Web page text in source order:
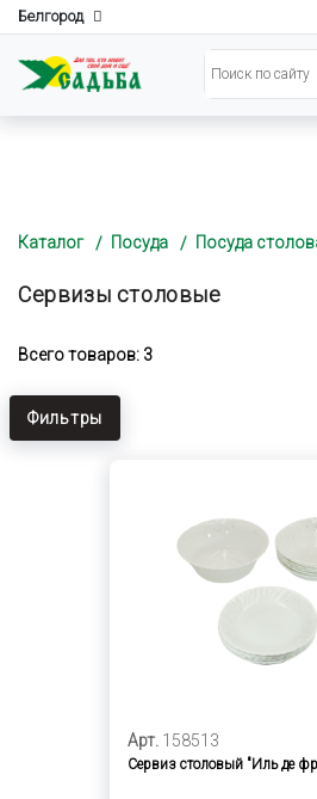
Белгород
Каталог Посуда Посуда
Сервизы столовые
Всего товаров: 3
Фильтры
Арт. 158513
Сервиз столовый "Иль де